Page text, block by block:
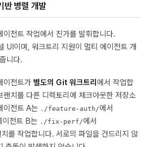
병렬 개발
전트 작업에서 진가를 발휘합니다.
UI이며, 워크트리 지원이 멀티 에이전트 개
니다.
이전트가 별도의 Git 워크트리 에서 작업합
랜치를 다른 디렉토리에 체크아웃한 저장소
이전트 A는 ./feature-auth/에서
이전트 B는 ./fix-perf/에서
를 작업합니다. 서로의 파일을 건드리지 않